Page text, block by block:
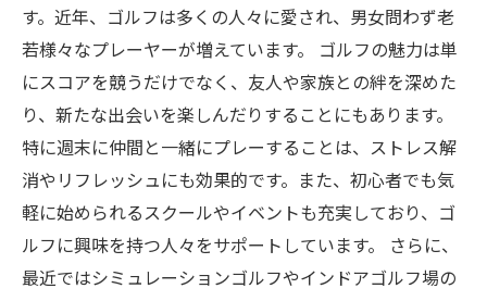
す。近年、ゴルフは多くの人々に愛され、男女問わず老
若様々なプレーヤーが増えています。 ゴルフの魅力は単
にスコアを競うだけでなく、友人や家族との絆を深めた
り、新たな出会いを楽しんだりすることにもあります。
特に週末に仲間と一緒にプレーすることは、ストレス解
消やリフレッシュにも効果的です。また、初心者でも気
軽に始められるスクールやイベントも充実しており、ゴ
ルフに興味を持つ人々をサポートしています。 さらに、
最近ではシミュレーションゴルフやインドアゴルフ場の